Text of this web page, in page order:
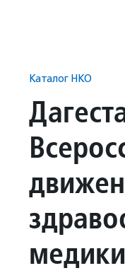
Каталог НКО